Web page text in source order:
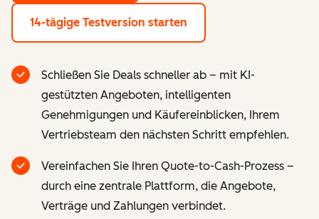
14-tägige Testversion starten
Schließen Sie Deals schneller ab – mit KI-
gestützten Angeboten, intelligenten
Genehmigungen und Käufereinblicken, Ihrem
Vertriebsteam den nächsten Schritt empfehlen.
Vereinfachen Sie Ihren Quote-to-Cash-Prozess –
durch eine zentrale Plattform, die Angebote,
Verträge und Zahlungen verbindet.